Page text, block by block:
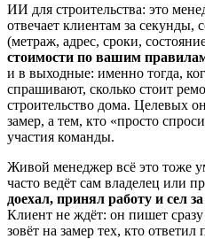
ИИ для строительства: это
отвечает клиентам за секунды,
(метраж, адрес, сроки,
стоимости по вашим
и в выходные: именно тогда,
спрашивают, сколько стоит
строительство дома. Целевых
замер, а тем, кто «просто
участия команды.
Живой менеджер всё это тоже
часто ведёт сам владелец или
доехал, принял работу и сел
Клиент не ждёт: он пишет
зовёт на замер тех, кто ответил